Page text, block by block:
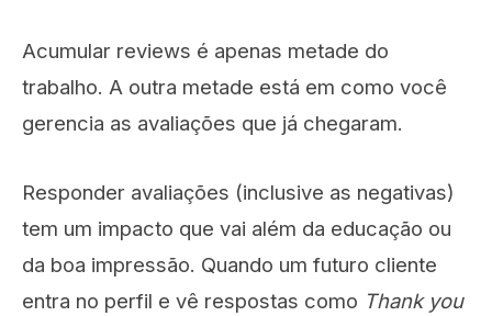
Acumular reviews é apenas metade do
trabalho. A outra metade está em como você
gerencia as avaliações que já chegaram.
Responder avaliações (inclusive as negativas)
tem um impacto que vai além da educação ou
da boa impressão. Quando um futuro cliente
entra no perfil e vê respostas como Thank you